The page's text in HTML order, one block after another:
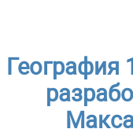
География